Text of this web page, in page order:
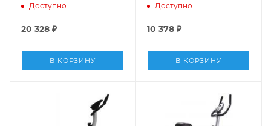
Доступно
20 328 ₽
В КОРЗИНУ
Доступно
10 378 ₽
В КОРЗИНУ